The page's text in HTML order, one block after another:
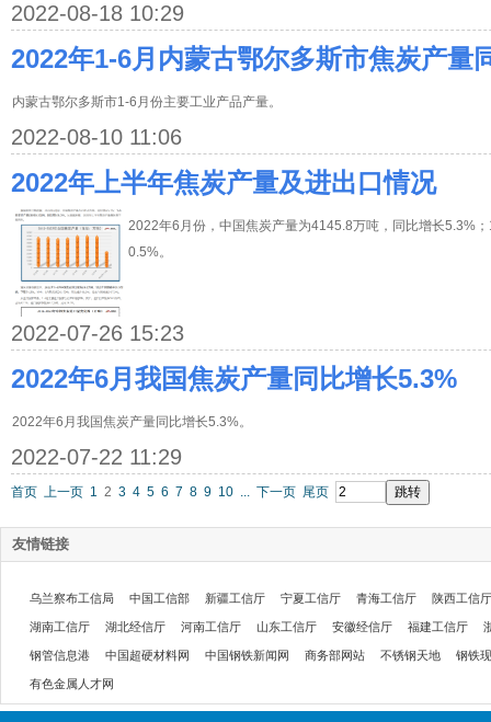
2022-08-18 10:29
2022年1-6月内蒙古鄂尔多斯市焦炭产量
内蒙古鄂尔多斯市1-6月份主要工业产品产量。
2022-08-10 11:06
2022年上半年焦炭产量及进出口情况
2022年6月份，中国焦炭产量为4145.8万吨，同比增长5.3%
0.5%。
2022-07-26 15:23
2022年6月我国焦炭产量同比增长5.3%
2022年6月我国焦炭产量同比增长5.3%。
2022-07-22 11:29
首页 上一页 1 2 3 4 5 6 7 8 9 10 ... 下一页 尾页
友情链接
乌兰察布工信局 中国工信部 新疆工信厅 宁夏工信厅 青海工信厅 陕西工信厅
湖南工信厅 湖北经信厅 河南工信厅 山东工信厅 安徽经信厅 福建工信厅
钢管信息港 中国超硬材料网 中国钢铁新闻网 商务部网站 不锈钢天地 钢铁
有色金属人才网